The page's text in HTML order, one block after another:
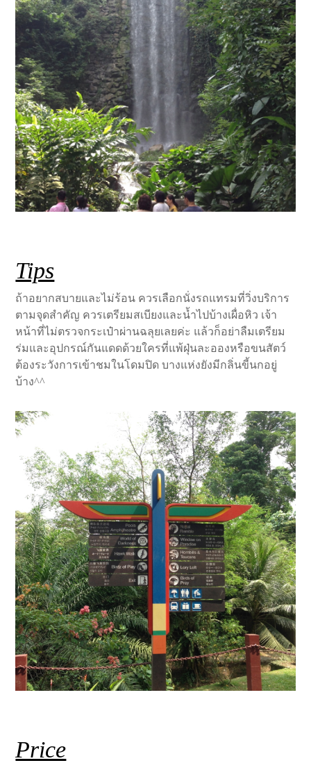
Tips
ถ้าอยากสบายและไม่ร้อน ควรเลือกนั่งรถแทรมที่วิ่งบริการ
ตามจุดสำคัญ ควรเตรียมสเบียงและน้ำไปบ้างเผื่อหิว เจ้า
หน้าที่ไม่ตรวจกระเป๋าผ่านฉลุยเลยค่ะ แล้วก็อย่าลืมเตรียม
ร่มและอุปกรณ์กันแดดด้วยใครที่แพ้ฝุ่นละอองหรือขนสัตว์
ต้องระวังการเข้าชมในโดมปิด บางแห่งยังมีกลิ่นขี้นกอยู่
บ้าง^^
Price